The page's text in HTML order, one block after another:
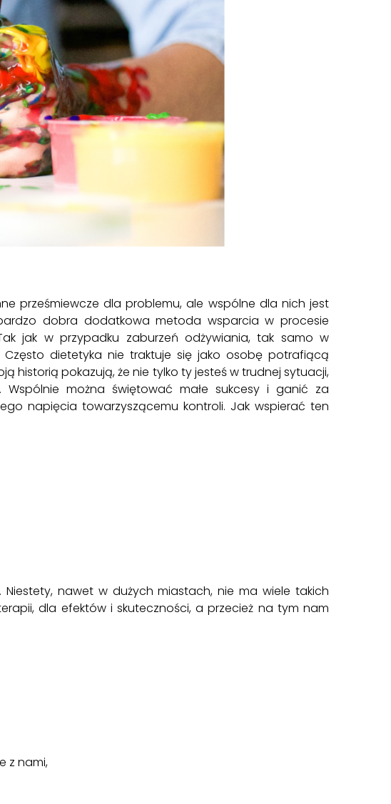
prześmiewcze dla problemu, ale wspólne dla nich jest
dobra dodatkowa metoda wsparcia w procesie
jak w przypadku zaburzeń odżywiania, tak samo w
dietetyka nie traktuje się jako osobę potrafiącą
historią pokazują, że nie tylko ty jesteś w trudnej sytuacji,
można świętować małe sukcesy i ganić za
napięcia towarzyszącemu kontroli. Jak wspierać ten
nawet w dużych miastach, nie ma wiele takich
dla efektów i skuteczności, a przecież na tym nam
z nami,